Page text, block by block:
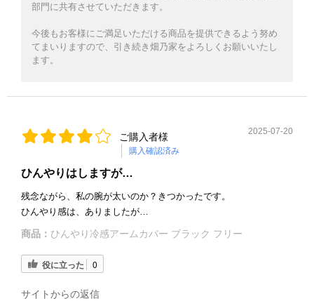
部門に共有させていただきます。
今後もお客様にご満足いただける商品を提供できるよう努め
てまいりますので、引き続き畑乃家をよろしくお願いいたし
ます。
ご購入者様
購入確認済み
2025-07-20
ひんやりはしますが…
残念ながら、私の腕が太いのか？きつかったです。
ひんやり感は、ありましたが…
商品： ひんやり冷感アームカバー ブラック フリー
役に立った 0
サイトからの返信